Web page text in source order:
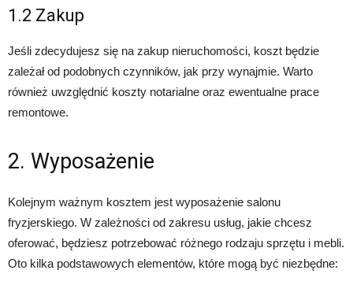
1.2 Zakup
Jeśli zdecydujesz się na zakup nieruchomości, koszt będzie
zależał od podobnych czynników, jak przy wynajmie. Warto
również uwzględnić koszty notarialne oraz ewentualne prace
remontowe.
2. Wyposażenie
Kolejnym ważnym kosztem jest wyposażenie salonu
fryzjerskiego. W zależności od zakresu usług, jakie chcesz
oferować, będziesz potrzebować różnego rodzaju sprzętu i mebli.
Oto kilka podstawowych elementów, które mogą być niezbędne: